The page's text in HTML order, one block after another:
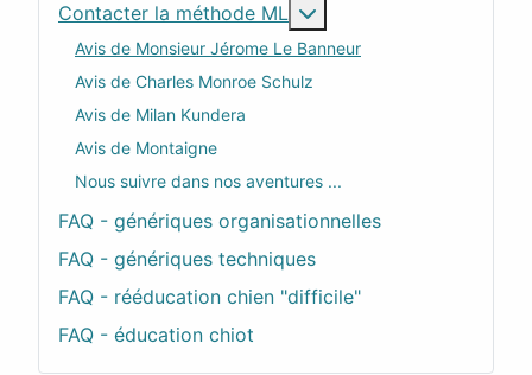
Contacter la méthode ML
Avis de Monsieur Jérome Le Banneur
Avis de Charles Monroe Schulz
Avis de Milan Kundera
Avis de Montaigne
Nous suivre dans nos aventures ...
FAQ - génériques organisationnelles
FAQ - génériques techniques
FAQ - rééducation chien "difficile"
FAQ - éducation chiot